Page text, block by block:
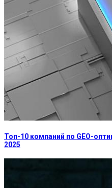
Топ-10 компаний по GEO-
2025